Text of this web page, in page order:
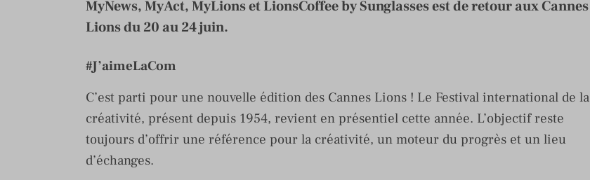
MyNews, MyAct, MyLions et LionsCoffee by Sunglasses est de retour aux Cannes
Lions du 20 au 24 juin.
#J’aimeLaCom
C’est parti pour une nouvelle édition des Cannes Lions ! Le Festival international de la
créativité, présent depuis 1954, revient en présentiel cette année. L’objectif reste
toujours d’offrir une référence pour la créativité, un moteur du progrès et un lieu
d’échanges.